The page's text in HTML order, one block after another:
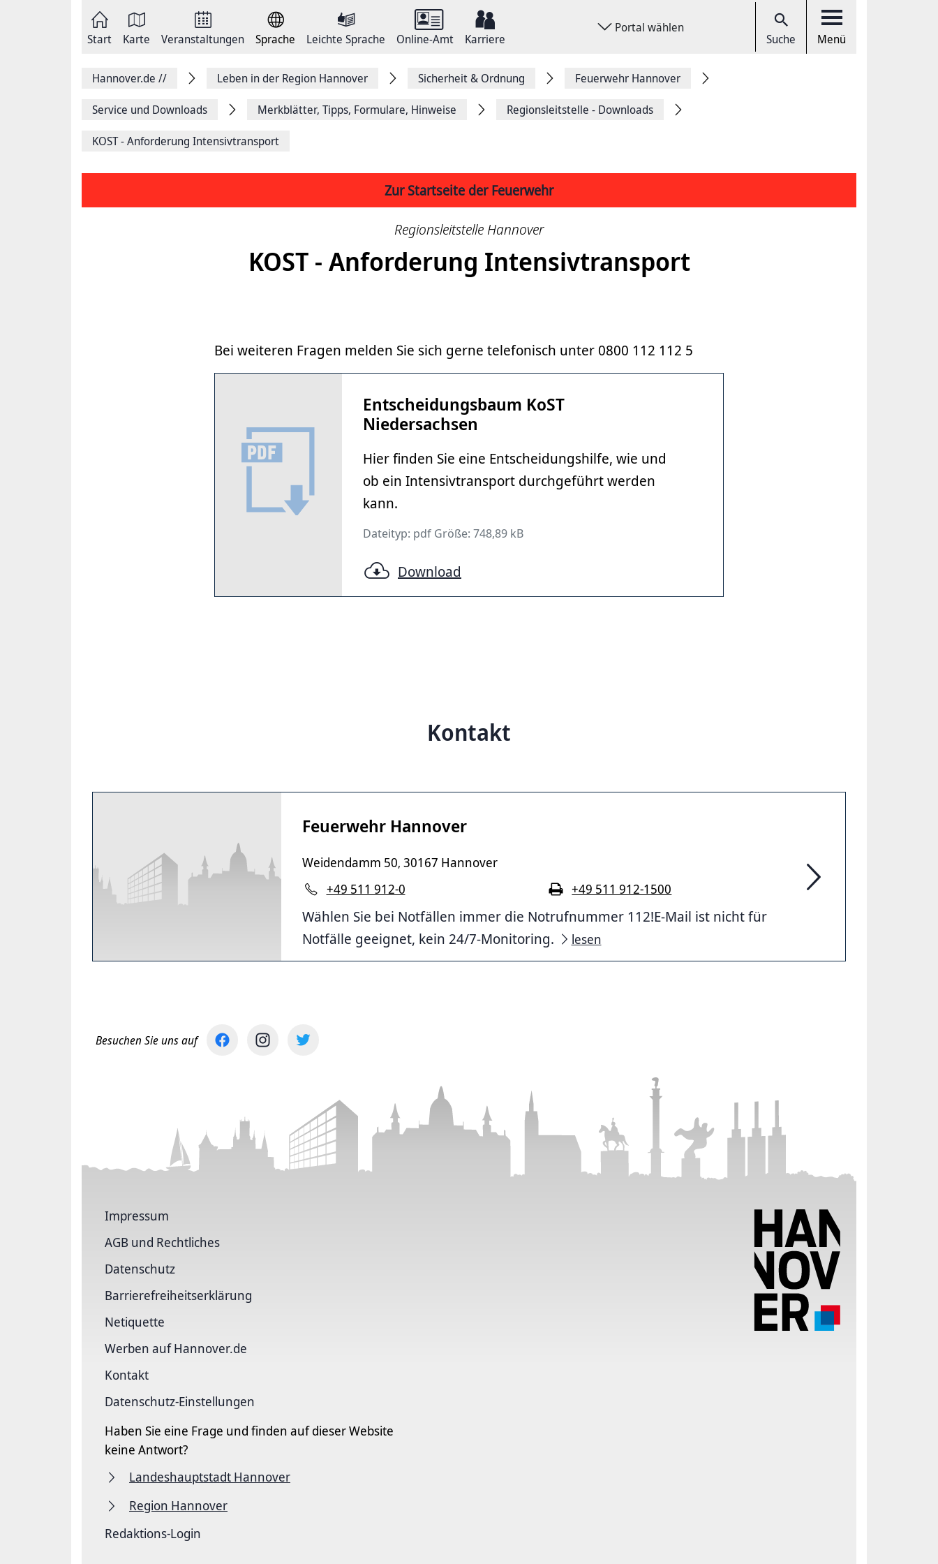
Start Karte Veranstaltungen Sprache Leichte Sprache Online-Amt Karriere
Portal wählen
Suche Menü
Hannover.de // Leben in der Region Hannover Sicherheit & Ordnung Feuerwehr Hannover
Service und Downloads Merkblätter, Tipps, Formulare, Hinweise Regionsleitstelle - Downloads
KOST - Anforderung Intensivtransport
Zur Startseite der Feuerwehr
Regionsleitstelle Hannover
KOST - Anforderung Intensivtransport
Bei weiteren Fragen melden Sie sich gerne telefonisch unter 0800 112 112 5
Entscheidungsbaum KoST
Niedersachsen
Hier finden Sie eine Entscheidungshilfe, wie und
ob ein Intensivtransport durchgeführt werden
kann.
Dateityp: pdf Größe: 748,89 kB
Download
Kontakt
Feuerwehr Hannover
Weidendamm 50, 30167 Hannover
+49 511 912-0
+49 511 912-1500
Wählen Sie bei Notfällen immer die Notrufnummer 112!E-Mail ist nicht für
Notfälle geeignet, kein 24/7-Monitoring.
lesen
Besuchen Sie uns auf
Impressum
AGB und Rechtliches
Datenschutz
Barriere­freiheits­erklärung
Netiquette
Werben auf Hannover.de
Kontakt
Datenschutz-Einstellungen
Haben Sie eine Frage und finden auf dieser Website
keine Antwort?
Landeshauptstadt Hannover
Region Hannover
Redaktions-Login